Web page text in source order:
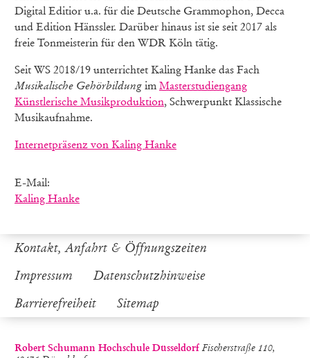
Digital Editior u.a. für die Deutsche Grammophon, Decca
und Edition Hänssler. Darüber hinaus ist sie seit 2017 als
freie Tonmeisterin für den WDR Köln tätig.
Seit WS 2018/19 unterrichtet Kaling Hanke das Fach
Musikalische Gehörbildung im Masterstudiengang
Künstlerische Musikproduktion, Schwerpunkt Klassische
Musikaufnahme.
Internetpräsenz von Kaling Hanke
E-Mail:
Kaling Hanke
Kontakt, Anfahrt & Öffnungszeiten
Impressum
Datenschutzhinweise
Barrierefreiheit
Sitemap
Robert Schumann Hochschule DüsseldorfFischerstraße 110,